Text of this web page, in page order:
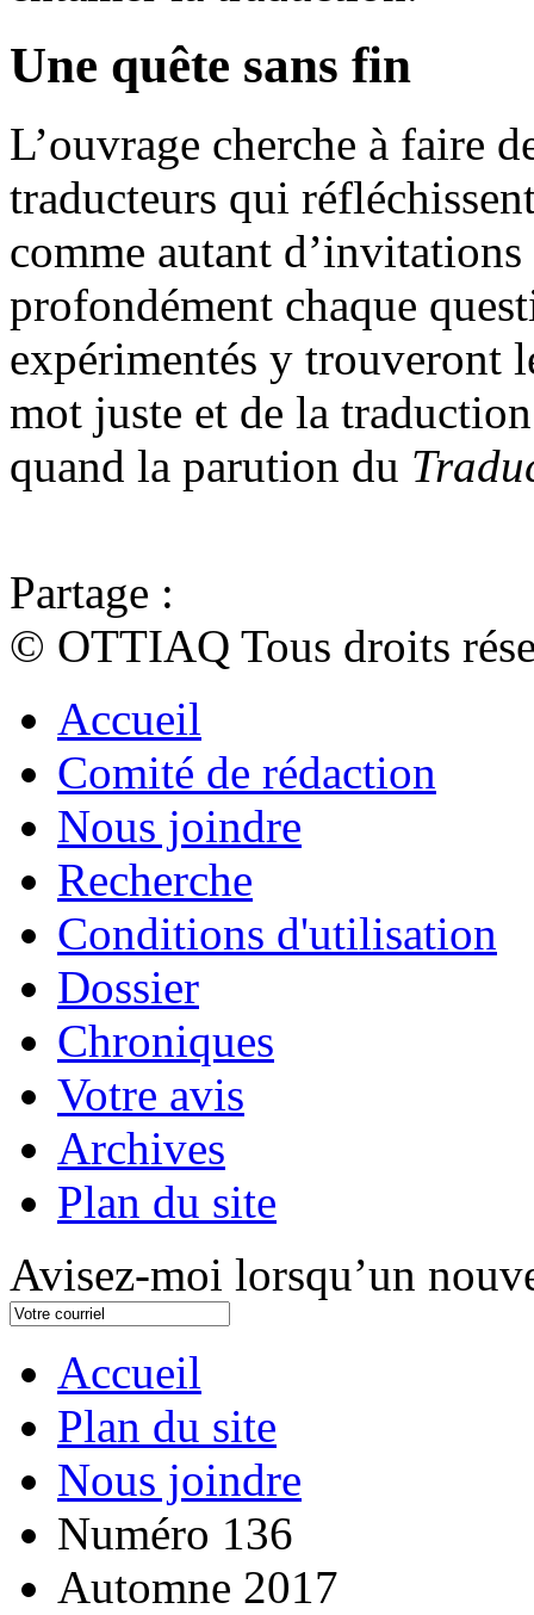
Une quête sans fin
L’ouvrage cherche à faire
traducteurs qui
comme autant
profondément chaque
expérimentés y trouveront
mot juste et de la
quand la parution du
Partage :
© OTTIAQ Tous droits
Accueil
Comité de rédaction
Nous joindre
Recherche
Conditions d'utilisation
Dossier
Chroniques
Votre avis
Archives
Plan du site
Avisez-moi lorsqu’un
Accueil
Plan du site
Nous joindre
Numéro 136
Automne 2017